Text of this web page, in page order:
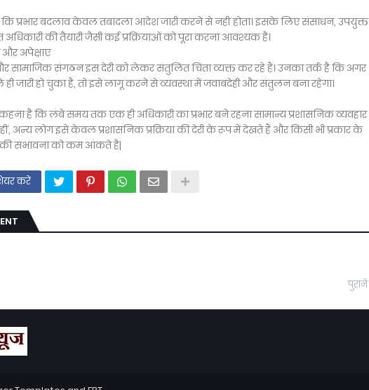
प्रभार बदलाव केवल तबादला आदेश जारी करने से नहीं होता। इसके लिए संसाधन, उपयुक्त
की तैयारी जैसी कई प्रक्रियाओं को पूरा करना आवश्यक है।
और अपेक्षाए
सामाजिक संगठन इस देरी को लेकर संतुलित चिंता व्यक्त कर रहे हैं। उनका तर्क है कि अगर
जारी हो चुका है, तो इसे लागू करने से व्यवस्था में जवाबदेही और संतुलन बना रहेगा।
है कि लंबे समय तक एक ही अधिकारी का प्रभार बने रहना सामान्य प्रशासनिक व्यवहार
अन्य लोग इसे केवल प्रशासनिक प्रक्रिया की देरी के रूप में देखते हैं और किसी भी प्रकार के
की संभावना को कम आंकते है|
करें
पुराने